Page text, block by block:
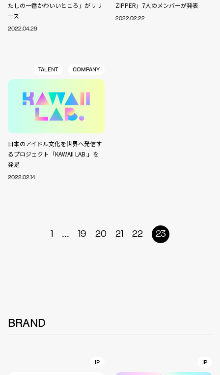
たしの一番かわいいところ」がリリ
ース
2022.04.29
ZIPPER」7人のメンバーが発表
2022.02.22
TALENT COMPANY
日本のアイドル文化を世界へ発信す
るプロジェクト「KAWAII LAB.」を
発足
2022.02.14
1 ... 19 20 21 22 23
BRAND
IP IP